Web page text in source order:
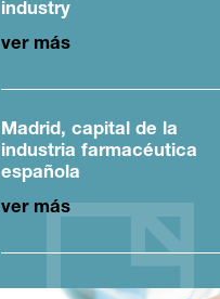
industry
ver más
Madrid, capital de la
industria farmacéutica
española
ver más